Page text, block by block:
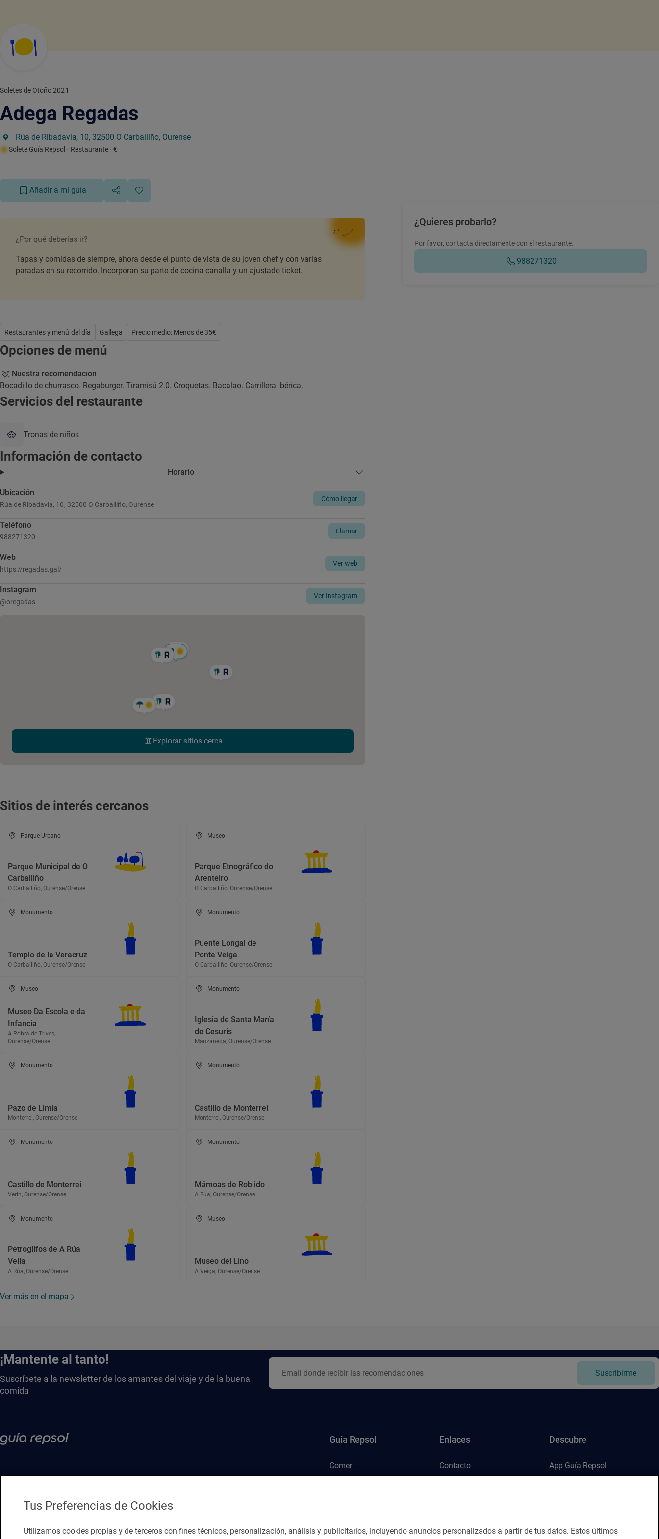
Soletes de Otoño 2021
Adega Regadas
Rúa de Ribadavia, 10, 32500 O Carballiño, Ourense
Solete Guía Repsol · Restaurante · €
Añadir a mi guía
¿Por qué deberías ir?
Tapas y comidas de siempre, ahora desde el punto de vista de su joven chef y con varias
paradas en su recorrido. Incorporan su parte de cocina canalla y un ajustado ticket.
Restaurantes y menú del día Gallega Precio medio: Menos de 35€
Opciones de menú
Nuestra recomendación
Bocadillo de churrasco. Regaburger. Tiramisú 2.0. Croquetas. Bacalao. Carrillera Ibérica.
Servicios del restaurante
Tronas de niños
Información de contacto
Horario
Ubicación
Rúa de Ribadavia, 10, 32500 O Carballiño, Ourense
Cómo llegar
Teléfono
988271320
Llamar
Web
https://regadas.gal/
Ver web
Instagram
@oregadas
Ver Instagram
Explorar sitios cerca
Sitios de interés cercanos
Parque Urbano
Parque Municipal de O
Carballiño
O Carballiño, Ourense/Orense
Museo
Parque Etnográfico do
Arenteiro
O Carballiño, Ourense/Orense
Monumento
Templo de la Veracruz
O Carballiño, Ourense/Orense
Monumento
Puente Longal de
Ponte Veiga
O Carballiño, Ourense/Orense
Museo
Museo Da Escola e da
Infancia
A Pobra de Trives,
Ourense/Orense
Monumento
Iglesia de Santa María
de Cesuris
Manzaneda, Ourense/Orense
Monumento
Pazo de Limia
Monterrei, Ourense/Orense
Monumento
Castillo de Monterrei
Monterrei, Ourense/Orense
Monumento
Castillo de Monterrei
Verín, Ourense/Orense
Monumento
Mámoas de Roblido
A Rúa, Ourense/Orense
Monumento
Petroglifos de A Rúa
Vella
A Rúa, Ourense/Orense
Museo
Museo del Lino
A Veiga, Ourense/Orense
Ver más en el mapa
¿Quieres probarlo?
988271320
Por favor, contacta directamente con el restaurante.
¡Mantente al tanto!
Suscríbete a la newsletter de los amantes del viaje y de la buena
comida
Suscribirme
Guía Repsol
Comer
Enlaces
Contacto
Descubre
App Guía Repsol
Tus Preferencias de Cookies
Utilizamos cookies propias y de terceros con fines técnicos, personalización, análisis y publicitarios, incluyendo anuncios personalizados a partir de tus datos. Estos últimos